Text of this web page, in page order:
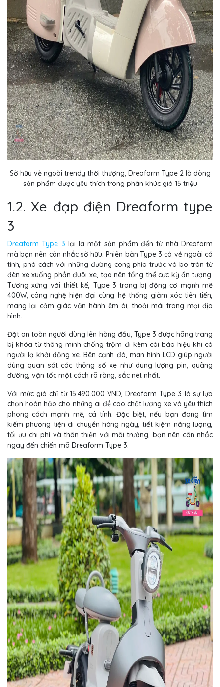
Sở hữu vẻ ngoài trendy thời thượng, Dreaform Type 2 là dòng
sản phẩm được yêu thích trong phân khúc giá 15 triệu
1.2. Xe đạp điện Dreaform type
3
Dreaform Type 3 lại là một sản phẩm đến từ nhà Dreaform
mà bạn nên cân nhắc sở hữu. Phiên bản Type 3 có vẻ ngoài cá
tính, phá cách với những đường cong phía trước và bo tròn từ
đèn xe xuống phần đuôi xe, tạo nên tổng thể cực kỳ ấn tượng.
Tương xứng với thiết kế, Type 3 trang bị động cơ mạnh mẽ
400W, công nghệ hiện đại cùng hệ thống giảm xóc tiên tiến,
mang lại cảm giác vận hành êm ái, thoải mái trong mọi địa
hình.
Đặt an toàn người dùng lên hàng đầu, Type 3 được hãng trang
bị khóa từ thông minh chống trộm đi kèm còi báo hiệu khi có
người lạ khởi động xe. Bên cạnh đó, màn hình LCD giúp người
dùng quan sát các thông số xe như dung lượng pin, quãng
đường, vận tốc một cách rõ ràng, sắc nét nhất.
Với mức giá chỉ từ 15.490.000 VND, Dreaform Type 3 là sự lựa
chọn hoàn hảo cho những ai đề cao chất lượng xe và yêu thích
phong cách mạnh mẽ, cá tính. Đặc biệt, nếu bạn đang tìm
kiếm phương tiện di chuyển hàng ngày, tiết kiệm năng lượng,
tối ưu chi phí và thân thiện với môi trường, bạn nên cân nhắc
ngay đến chiến mã Dreaform Type 3.